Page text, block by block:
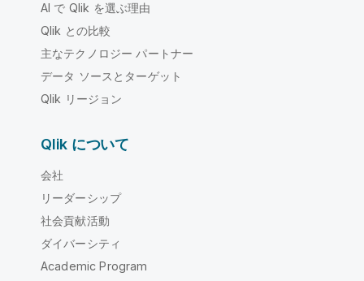
AI で Qlik を選ぶ理由
Qlik との比較
主なテクノロジー パートナー
データ ソースとターゲット
Qlik リージョン
Qlik について
会社
リーダーシップ
社会貢献活動
ダイバーシティ
Academic Program